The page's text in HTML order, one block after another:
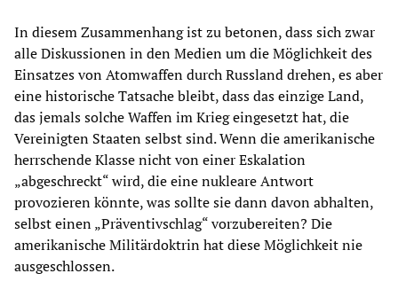
In diesem Zusammenhang ist zu betonen, dass sich zwar
alle Diskussionen in den Medien um die Möglichkeit des
Einsatzes von Atomwaffen durch Russland drehen, es aber
eine historische Tatsache bleibt, dass das einzige Land,
das jemals solche Waffen im Krieg eingesetzt hat, die
Vereinigten Staaten selbst sind. Wenn die amerikanische
herrschende Klasse nicht von einer Eskalation
„abgeschreckt“ wird, die eine nukleare Antwort
provozieren könnte, was sollte sie dann davon abhalten,
selbst einen „Präventivschlag“ vorzubereiten? Die
amerikanische Militärdoktrin hat diese Möglichkeit nie
ausgeschlossen.